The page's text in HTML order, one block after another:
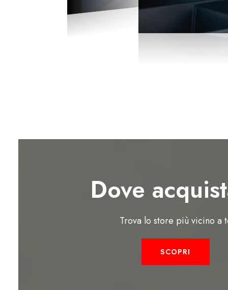
Dove
Trova lo store più vicino a
SCOPRI